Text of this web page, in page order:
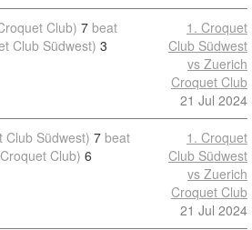
Club) 7 beat
Club Südwest) 3
1. Croquet
Club Südwest
vs Zuerich
Croquet Club
21 Jul 2024
Club Südwest) 7 beat
Club) 6
1. Croquet
Club Südwest
vs Zuerich
Croquet Club
21 Jul 2024